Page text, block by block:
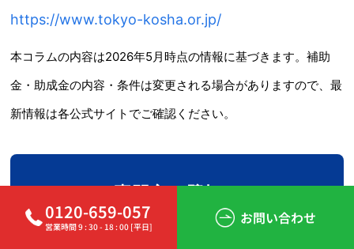
https://www.tokyo-kosha.or.jp/
本コラムの内容は2026年5月時点の情報に基づきます。補助
金・助成金の内容・条件は変更される場合がありますので、最
新情報は各公式サイトでご確認ください。
専門家に壁打ち
してみませんか？
0120-659-057
営業時間 9 : 30 - 18 : 00 [平日] お問い合わせ